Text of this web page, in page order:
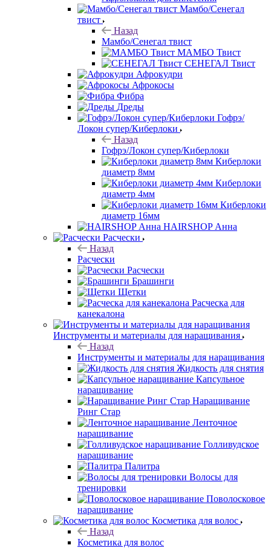
Мамбо/Сенегал
твист
Назад
Мамбо/Сенегал твист
МАМБО Твист
СЕНЕГАЛ Твист
Афрокудри
Афрокосы
Фибра
Дреды
Гофрэ/
Локон супер/Киберлоки
Назад
Гофрэ/Локон супер/Киберлоки
Киберлоки
диаметр 8мм
Киберлоки
диаметр 4мм
Киберлоки
диаметр 16мм
HAIRSHOP Анна
Расчески
Назад
Расчески
Расчески
Брашинги
Щетки
Расческа для
канекалона
Инструменты и материалы для наращивания
Назад
Инструменты и материалы для наращивания
Жидкость для снятия
Капсульное
наращивание
Наращивание
Ринг Стар
Ленточное
наращивание
Голливудское
наращивание
Палитра
Волосы для
тренировки
Поволосковое
наращивание
Косметика для волос
Назад
Косметика для волос